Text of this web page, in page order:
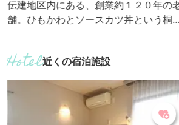
地区内にある、創業約１２０年の老
ひもかわとソースカツ丼という桐生
近くの宿泊施設